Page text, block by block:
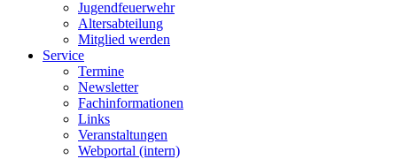
Jugendfeuerwehr
Altersabteilung
Mitglied werden
Service
Termine
Newsletter
Fachinformationen
Links
Veranstaltungen
Webportal (intern)